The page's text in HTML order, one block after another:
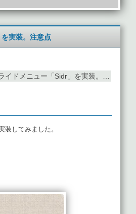
実装。注意点
メニュー「Sidr」を実装。注意点
装してみました。